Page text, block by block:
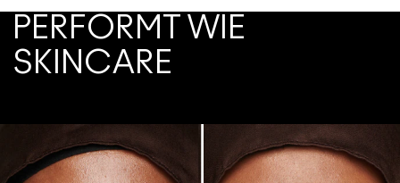
PERFORMT WIE
SKINCARE